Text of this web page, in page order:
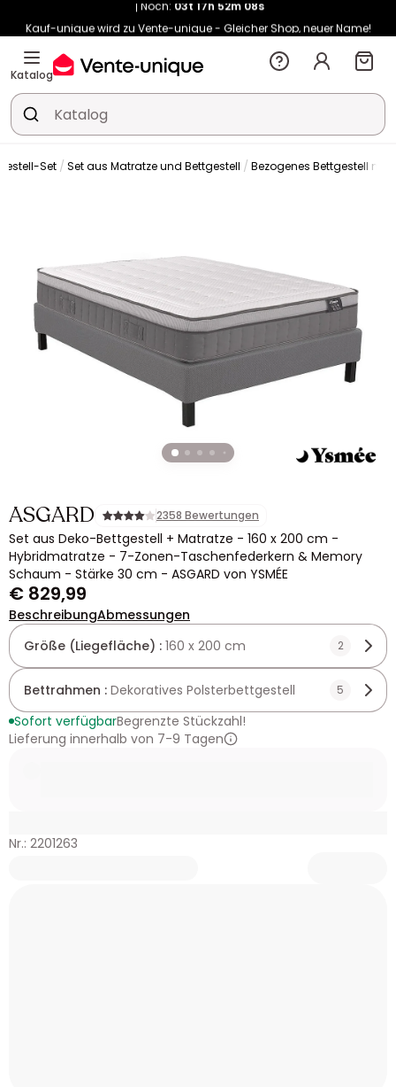
-11% ab €500 mitSUN11auf Vente-unique-Produkte
Noch:
Katalog
Set Set aus Matratze und Bettgestell Bezogenes Bettgestell mit
ASGARD 2358 Bewertungen
Set aus Deko-Bettgestell + Matratze - 160 x 200 cm -
Hybridmatratze - 7-Zonen-Taschenfederkern & Memory
Schaum - Stärke 30 cm - ASGARD von YSMÉE
€ 829,99
BeschreibungAbmessungen
Größe (Liegefläche) : 160 x 200 cm 2
Bettrahmen : Dekoratives Polsterbettgestell 5
Sofort verfügbarBegrenzte Stückzahl!
Lieferung innerhalb von 7-9 Tagen
Nr.: 2201263